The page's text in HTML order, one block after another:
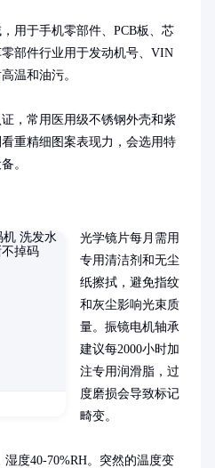
用于手机零部件、PCB板、芯
部件行业用于发动机号、VIN
温和油污。
，常用医用级不锈钢外壳和紫
重精细图案表现力，会选用特
。
光学镜片每月需用
专用清洁剂和无尘
纸擦拭，避免指纹
和灰尘影响光束质
量。振镜电机轴承
建议每2000小时加
注专用润滑脂，过
度磨损会导致标记
畸变。
度40-70%RH。突然的温度变